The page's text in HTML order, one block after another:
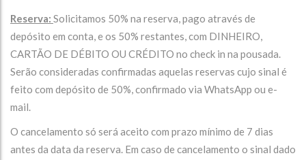
Reserva: Solicitamos 50% na reserva, pago através de
depósito em conta, e os 50% restantes, com DINHEIRO,
CARTÃO DE DÉBITO OU CRÉDITO no check in na pousada.
Serão consideradas confirmadas aquelas reservas cujo sinal é
feito com depósito de 50%, confirmado via WhatsApp ou e-
mail.
O cancelamento só será aceito com prazo mínimo de 7 dias
antes da data da reserva. Em caso de cancelamento o sinal dado